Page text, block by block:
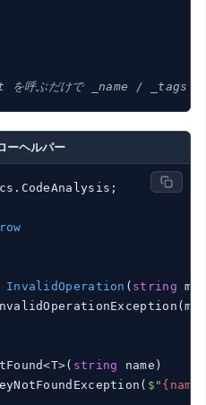
呼ぶだけで _name / _tags が初
ヘルパー
InvalidOperation ( string
string name)
$"